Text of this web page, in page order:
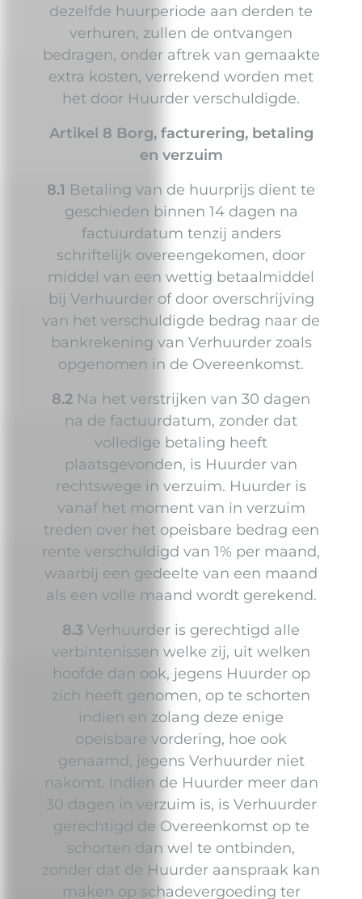
dezelfde huurperiode aan derden te
verhuren, zullen de ontvangen
bedragen, onder aftrek van gemaakte
extra kosten, verrekend worden met
het door Huurder verschuldigde.
Artikel 8 Borg, facturering, betaling
en verzuim
8.1 Betaling van de huurprijs dient te
geschieden binnen 14 dagen na
factuurdatum tenzij anders
schriftelijk overeengekomen, door
middel van een wettig betaalmiddel
bij Verhuurder of door overschrijving
van het verschuldigde bedrag naar de
bankrekening van Verhuurder zoals
opgenomen in de Overeenkomst.
8.2 Na het verstrijken van 30 dagen
na de factuurdatum, zonder dat
volledige betaling heeft
plaatsgevonden, is Huurder van
rechtswege in verzuim. Huurder is
vanaf het moment van in verzuim
treden over het opeisbare bedrag een
rente verschuldigd van 1% per maand,
waarbij een gedeelte van een maand
als een volle maand wordt gerekend.
8.3 Verhuurder is gerechtigd alle
verbintenissen welke zij, uit welken
hoofde dan ook, jegens Huurder op
zich heeft genomen, op te schorten
indien en zolang deze enige
opeisbare vordering, hoe ook
genaamd, jegens Verhuurder niet
nakomt. Indien de Huurder meer dan
30 dagen in verzuim is, is Verhuurder
gerechtigd de Overeenkomst op te
schorten dan wel te ontbinden,
zonder dat de Huurder aanspraak kan
maken op schadevergoeding ter